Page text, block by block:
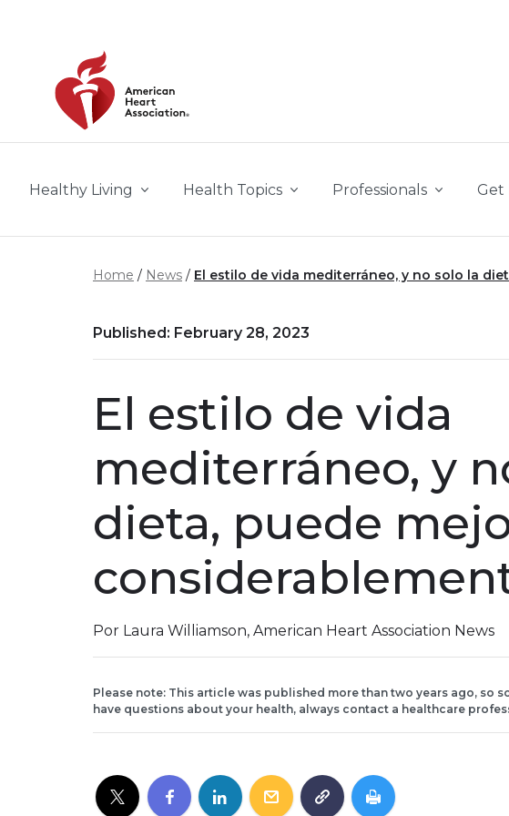
Healthy Living Health Topics Professionals Get
Home News El estilo de vida mediterráneo, y no solo la
Published: February 28, 2023
El estilo de vida
mediterráneo, y
dieta, puede
Por Laura Williamson, American Heart Association News
Please note: This article was published more than two years ago, so
have questions about your health, always contact a healthcare